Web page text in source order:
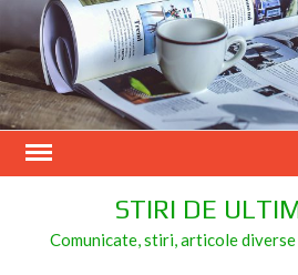
Skip
to
content
STIRI DE
Comunicate, stiri, articole